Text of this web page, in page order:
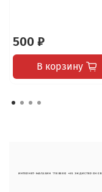
500 ₽
В корзину
ИНТЕРНЕТ-МАГАЗИН "ЛЕВЗЕЯ +65